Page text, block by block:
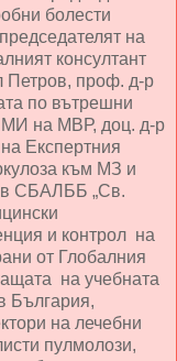
болести
на
консултант
Петров, проф. д-р
по вътрешни
МИ на МВР, доц. д-р
Експертния
към МЗ и
в СБАЛББ „Св.
и контрол на
от Глобалния
на учебната
България,
на лечебни
пулмолози,